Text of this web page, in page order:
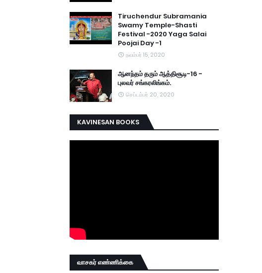
Tiruchendur Subramania
Swamy Temple-Shasti
Festival -2020 Yaga Salai
Poojai Day -1
நவம்பர் 15, 2020
ஆனந்தம் தரும் ஆத்திசூடி-16 -
புலவர் சங்கரலிங்கம்.
செப்டம்பர் 20, 2020
KAVINESAN BOOKS
வாசகர் எண்ணிக்கை